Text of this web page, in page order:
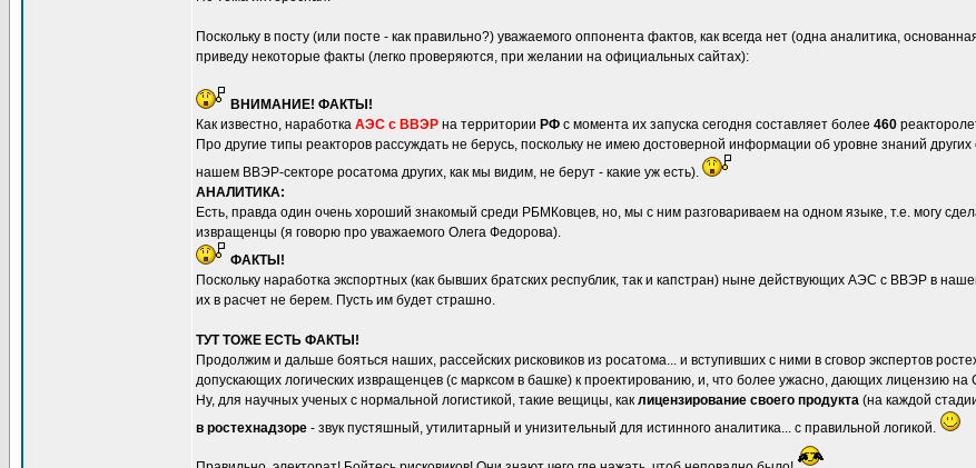
Поскольку в посту (или посте - как правильно?) уважаемого оппонента фактов, как всегда нет (одна аналитика,
приведу некоторые факты (легко проверяются, при желании на официальных сайтах):
ВНИМАНИЕ! ФАКТЫ!
Как известно, наработка АЭС с ВВЭР на территории РФ с момента их запуска сегодня составляет более 460
Про другие типы реакторов рассуждать не берусь, поскольку не имею достоверной информации об уровне знаний
нашем ВВЭР-секторе росатома других, как мы видим, не берут - какие уж есть).
АНАЛИТИКА:
Есть, правда один очень хороший знакомый среди РБМКовцев, но, мы с ним разговариваем на одном языке, т.е. могу
извращенцы (я говорю про уважаемого Олега Федорова).
ФАКТЫ!
Поскольку наработка экспортных (как бывших братских республик, так и капстран) ныне действующих АЭС с ВВЭР в
их в расчет не берем. Пусть им будет страшно.
ТУТ ТОЖЕ ЕСТЬ ФАКТЫ!
Продолжим и дальше бояться наших, рассейских рисковиков из росатома... и вступивших с ними в сговор экспертов
допускающих логических извращенцев (с марксом в башке) к проектированию, и, что более ужасно, дающих лицензию
Ну, для научных ученых с нормальной логистикой, такие вещицы, как лицензирование своего продукта (на каждой
в ростехнадзоре - звук пустяшный, утилитарный и унизительный для истинного аналитика... с правильной логикой.